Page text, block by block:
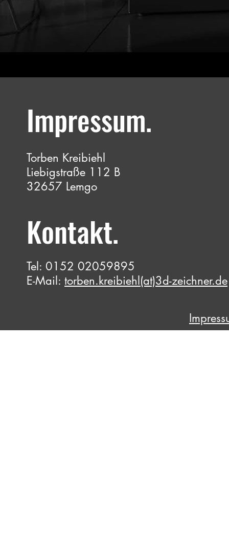
Impressum.
Torben Kreibiehl
Liebigstraße 112 B
32657 Lemgo
Kontakt.
Tel: 0152 02059895
E-Mail: torben.kreibiehl(at)3d-zeichner.de